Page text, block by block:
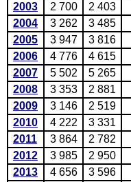
2003
2 700 2 403
2004
3 262 3 485
2005
3 947 3 816
2006
4 776 4 615
2007
5 502 5 265
2008
3 353 2 881
2009
3 146 2 519
2010
4 222 3 331
2011
3 864 2 782
2012
3 985 2 950
2013
4 656 3 596